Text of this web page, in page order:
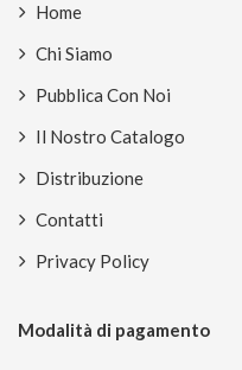
Home
Chi Siamo
Pubblica Con Noi
Il Nostro Catalogo
Distribuzione
Contatti
Privacy Policy
Modalità di pagamento